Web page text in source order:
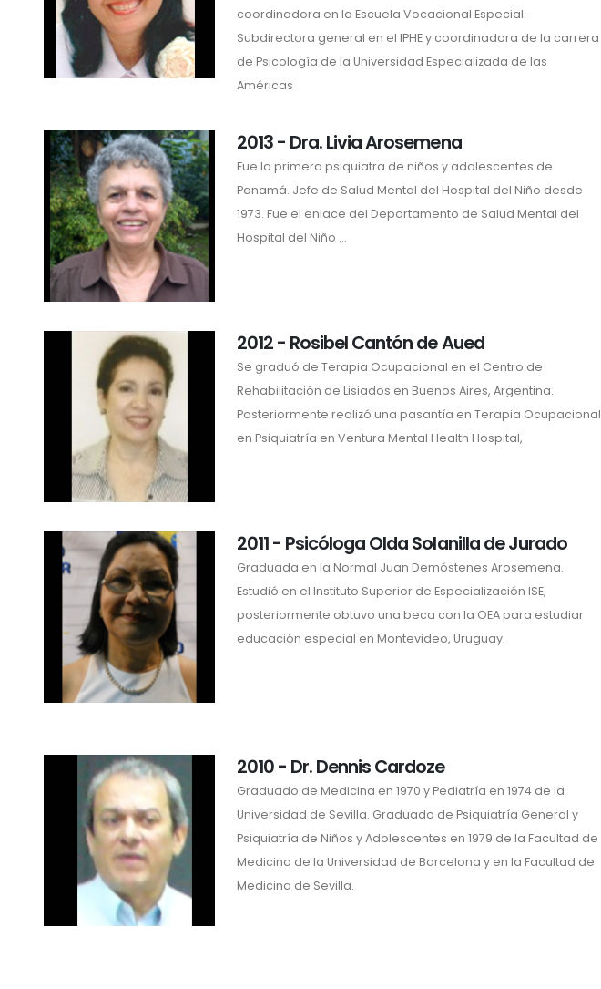
coordinadora en la Escuela Vocacional Especial.
Subdirectora general en el IPHE y coordinadora de la carrera
de Psicología de la Universidad Especializada de las
Américas
2013 - Dra. Livia Arosemena
Fue la primera psiquiatra de niños y adolescentes de
Panamá. Jefe de Salud Mental del Hospital del Niño desde
1973. Fue el enlace del Departamento de Salud Mental del
Hospital del Niño ...
2012 - Rosibel Cantón de Aued
Se graduó de Terapia Ocupacional en el Centro de
Rehabilitación de Lisiados en Buenos Aires, Argentina.
Posteriormente realizó una pasantía en Terapia Ocupacional
en Psiquiatría en Ventura Mental Health Hospital,
2011 - Psicóloga Olda Solanilla de Jurado
Graduada en la Normal Juan Demóstenes Arosemena.
Estudió en el Instituto Superior de Especialización ISE,
posteriormente obtuvo una beca con la OEA para estudiar
educación especial en Montevideo, Uruguay.
2010 - Dr. Dennis Cardoze
Graduado de Medicina en 1970 y Pediatría en 1974 de la
Universidad de Sevilla. Graduado de Psiquiatría General y
Psiquiatría de Niños y Adolescentes en 1979 de la Facultad de
Medicina de la Universidad de Barcelona y en la Facultad de
Medicina de Sevilla.